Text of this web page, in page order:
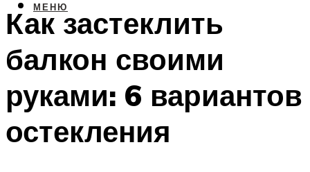
МЕНЮ
Как застеклить
балкон своими
руками: 6 вариантов
остекления